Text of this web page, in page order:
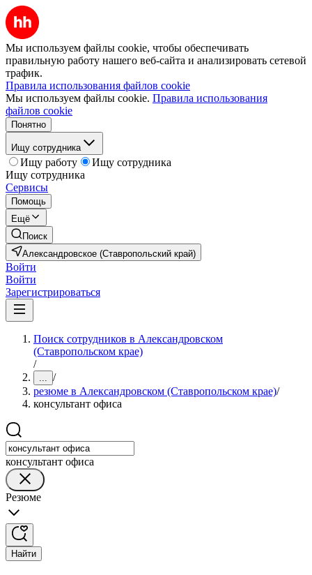
Мы используем файлы cookie, чтобы обеспечивать
правильную работу нашего веб-сайта и анализировать сетевой
трафик.
Правила использования файлов cookie
Мы используем файлы cookie. Правила использования
файлов cookie
Понятно
Ищу сотрудника
Ищу работу
Ищу сотрудника
Ищу сотрудника
Сервисы
Помощь
Ещё
Поиск
Александровское (Ставропольский край)
Войти
Войти
Зарегистрироваться
Поиск сотрудников в Александровском
(Ставропольском крае)
/
... /
резюме в Александровском (Ставропольском крае)/
консультант офиса
консультант офиса
Резюме
Найти